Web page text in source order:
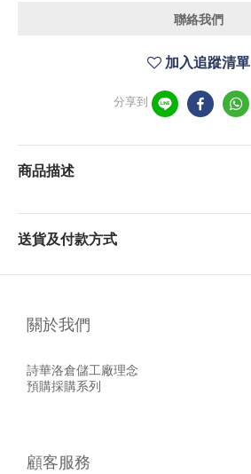
聯絡我們
加入追蹤清單
分享到
商品描述
送貨及付款方式
關於我們
詩華洛倉儲工廠理念
預購採購系列
顧客服務